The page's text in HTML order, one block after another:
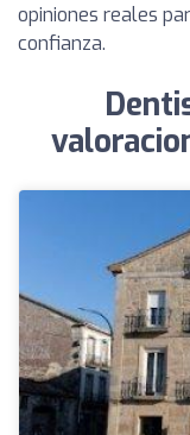
opiniones reales
confianza.